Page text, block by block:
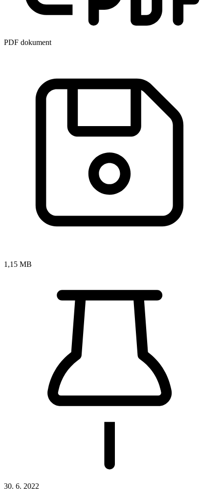
PDF dokument
1,15 MB
30. 6. 2022